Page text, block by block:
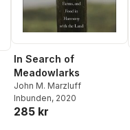
In Search of
Meadowlarks
John M. Marzluff
Inbunden, 2020
285 kr